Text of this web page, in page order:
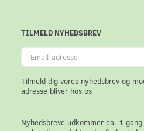
TILMELD NYHEDSBREV
Email-
adresse
Tilmeld dig vores nyhedsbrev og
adresse bliver hos os
Nyhedsbreve udkommer ca. 1